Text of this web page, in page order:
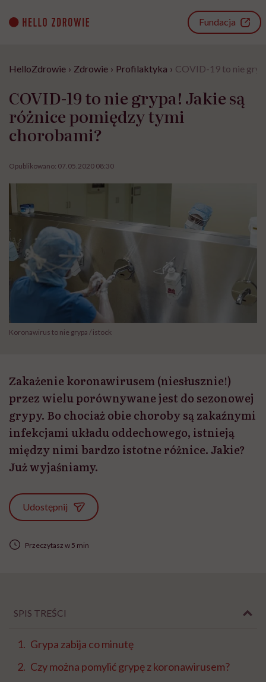
content
Fundacja
HelloZdrowie › Zdrowie › Profilaktyka › COVID-19 to nie
COVID-19 to nie grypa! Jakie są
różnice pomiędzy tymi
chorobami?
Opublikowano: 07.05.2020 08:30
Koronawirus to nie grypa / istock
Zakażenie koronawirusem (niesłusznie!)
przez wielu porównywane jest do sezonowej
grypy. Bo chociaż obie choroby są zakaźnymi
infekcjami układu oddechowego, istnieją
między nimi bardzo istotne różnice. Jakie?
Już wyjaśniamy.
Udostępnij
Przeczytasz w 5 min
SPIS TREŚCI
Grypa zabija co minutę
Czy można pomylić grypę z koronawirusem?